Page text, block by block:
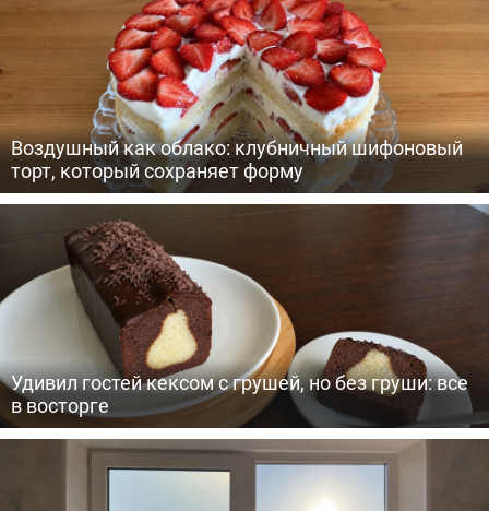
Воздушный как облако: клубничный шифоновый
торт, который сохраняет форму
Удивил гостей кексом с грушей, но без груши: все
в восторге